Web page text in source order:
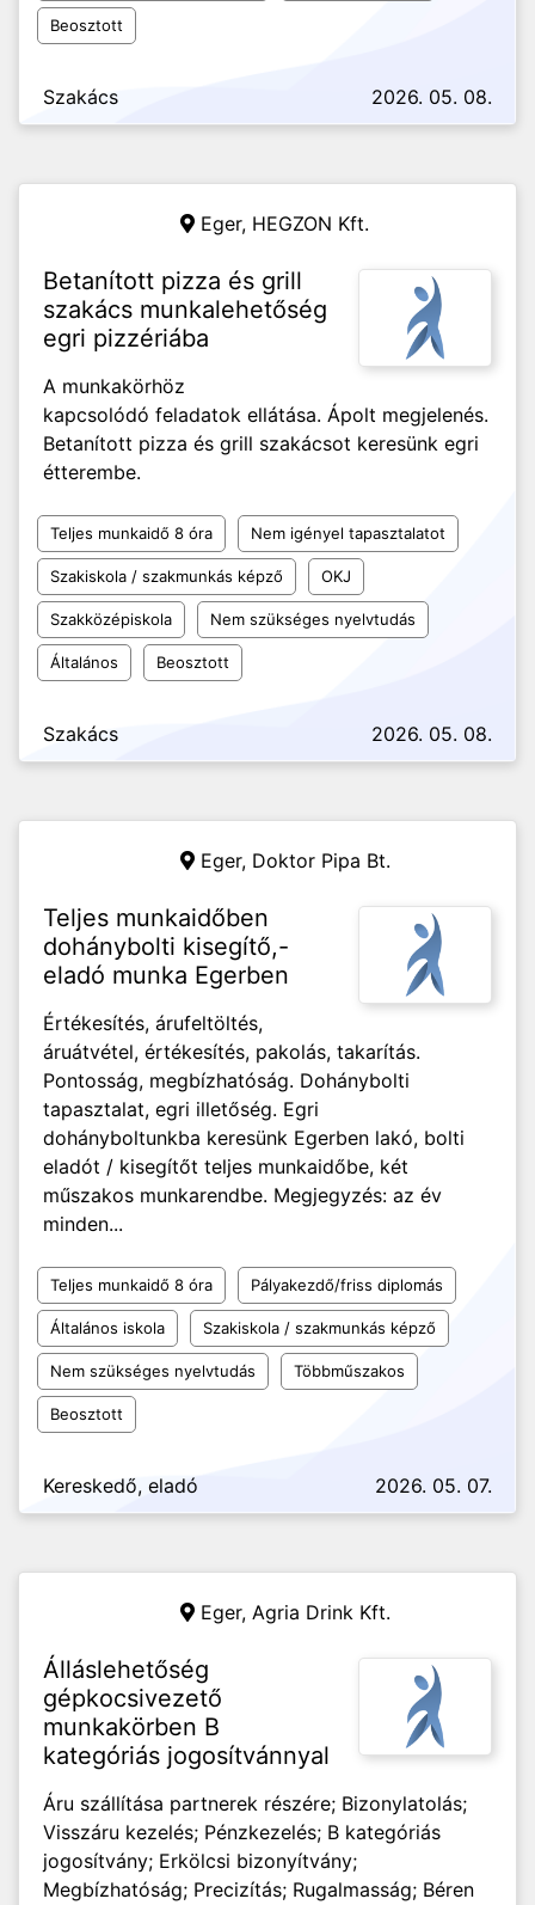
Beosztott
Szakács 2026. 05. 08.
Eger, HEGZON Kft.
Betanított pizza és grill
szakács munkalehetőség
egri pizzériába
A munkakörhöz
kapcsolódó feladatok ellátása. Ápolt megjelenés.
Betanított pizza és grill szakácsot keresünk egri
étterembe.
Teljes munkaidő 8 óra Nem igényel tapasztalatot
Szakiskola / szakmunkás képző OKJ
Szakközépiskola Nem szükséges nyelvtudás
Általános Beosztott
Szakács 2026. 05. 08.
Eger, Doktor Pipa Bt.
Teljes munkaidőben
dohánybolti kisegítő,-
eladó munka Egerben
Értékesítés, árufeltöltés,
áruátvétel, értékesítés, pakolás, takarítás.
Pontosság, megbízhatóság. Dohánybolti
tapasztalat, egri illetőség. Egri
dohányboltunkba keresünk Egerben lakó, bolti
eladót / kisegítőt teljes munkaidőbe, két
műszakos munkarendbe. Megjegyzés: az év
minden...
Teljes munkaidő 8 óra Pályakezdő/friss diplomás
Általános iskola Szakiskola / szakmunkás képző
Nem szükséges nyelvtudás Többműszakos
Beosztott
Kereskedő, eladó 2026. 05. 07.
Eger, Agria Drink Kft.
Álláslehetőség
gépkocsivezető
munkakörben B
kategóriás jogosítvánnyal
Áru szállítása partnerek részére; Bizonylatolás;
Visszáru kezelés; Pénzkezelés; B kategóriás
jogosítvány; Erkölcsi bizonyítvány;
Megbízhatóság; Precizítás; Rugalmasság; Béren